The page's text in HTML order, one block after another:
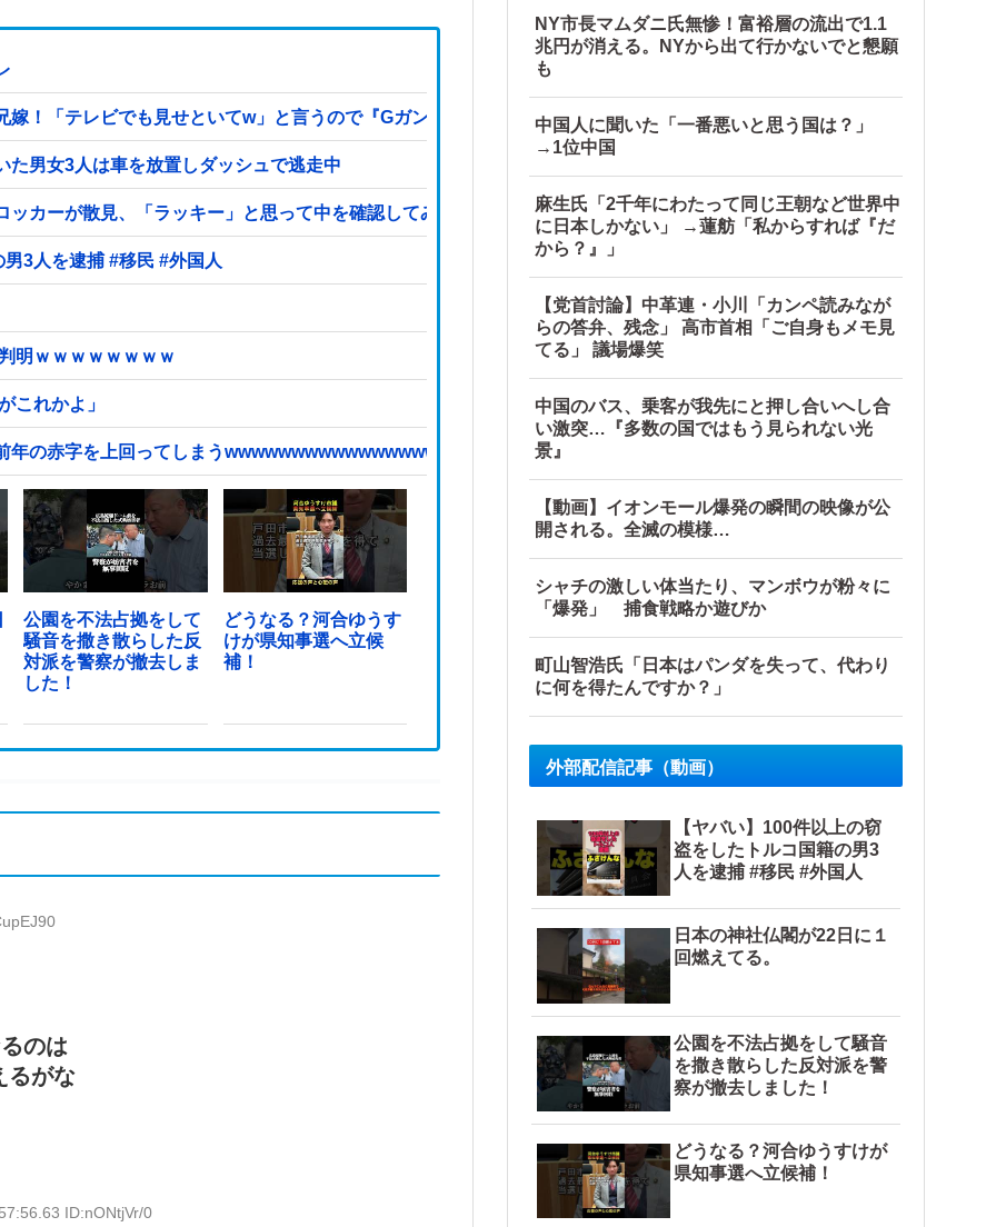
嫁！「テレビでも見せといてw」と言うので『Gガンダム』を一気見させた結果……甥っ子が重度の中二病を発症して家で
男女3人は車を放置しダッシュで逃走中
ッカーが散見、「ラッキー」と思って中を確認してみると……
【ヤバい】100件以上の窃盗をしたトルコ国籍の男3人を逮捕 #移民 #外国人
明ｗｗｗｗｗｗｗｗ
これかよ」
年の赤字を上回ってしまうwwwwwwwwwwwwwwwwwwwwwwwwwwwwwwwwwwwwwwwwwwwww他
公園を不法占拠をして
騒音を撒き散らした反
対派を警察が撤去しま
した！
どうなる？河合ゆうす
けが県知事選へ立候
補！
のは
るがな
ID:nONtjVr/0
NY市長マムダニ氏無惨！富裕層の流出で1.1
兆円が消える。NYから出て行かないでと懇願
も
中国人に聞いた「一番悪いと思う国は？」
→1位中国
麻生氏「2千年にわたって同じ王朝など世界中
に日本しかない」 →蓮舫「私からすれば『だ
から？』」
【党首討論】中革連・小川「カンペ読みなが
らの答弁、残念」 高市首相「ご自身もメモ見
てる」 議場爆笑
中国のバス、乗客が我先にと押し合いへし合
い激突…『多数の国ではもう見られない光
景』
【動画】イオンモール爆発の瞬間の映像が公
開される。全滅の模様…
シャチの激しい体当たり、マンボウが粉々に
「爆発」 捕食戦略か遊びか
町山智浩氏「日本はパンダを失って、代わり
に何を得たんですか？」
外部配信記事（動画）
【ヤバい】100件以上の窃
盗をしたトルコ国籍の男3
人を逮捕 #移民 #外国人
日本の神社仏閣が22日に１
回燃えてる。
公園を不法占拠をして騒音
を撒き散らした反対派を警
察が撤去しました！
どうなる？河合ゆうすけが
県知事選へ立候補！